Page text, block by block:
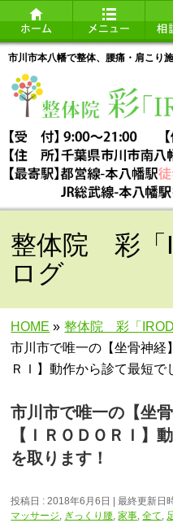
市川市本八幡で整体、腰痛・肩こり
整体院 彩「
ログ
HOME » 整体院 彩「
市川市で唯一の【坐骨神経
ＲＩ】動作から診て最短で
市川市で唯一の【坐
【ＩＲＯＤＯＲＩ】
を取ります！
投稿日 : 2018年6月6日 最終更新日
マッサージ, ぎっくり腰,家事,全て,